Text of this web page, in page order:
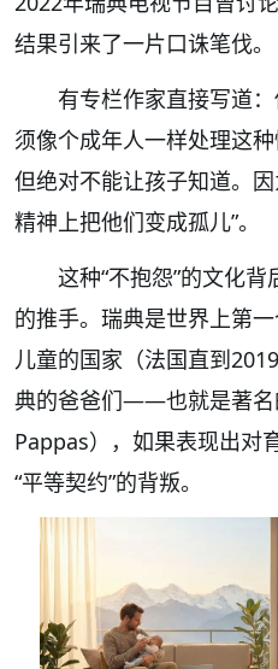
结果引来了一片口诛笔伐。
有专栏作家直接写道
须像个成年人一样处理这种
但绝对不能让孩子知道。
精神上把他们变成孤儿”。
这种“不抱怨”的文化
的推手。瑞典是世界上第
儿童的国家（法国直到
典的爸爸们——也就是著名
Pappas），如果表现出对
“平等契约”的背叛。